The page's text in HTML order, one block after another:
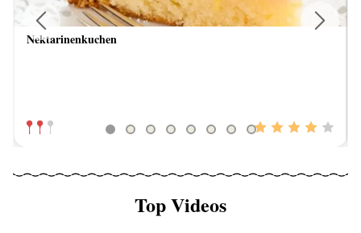
Nektarinenkuchen
Previous
Top Videos